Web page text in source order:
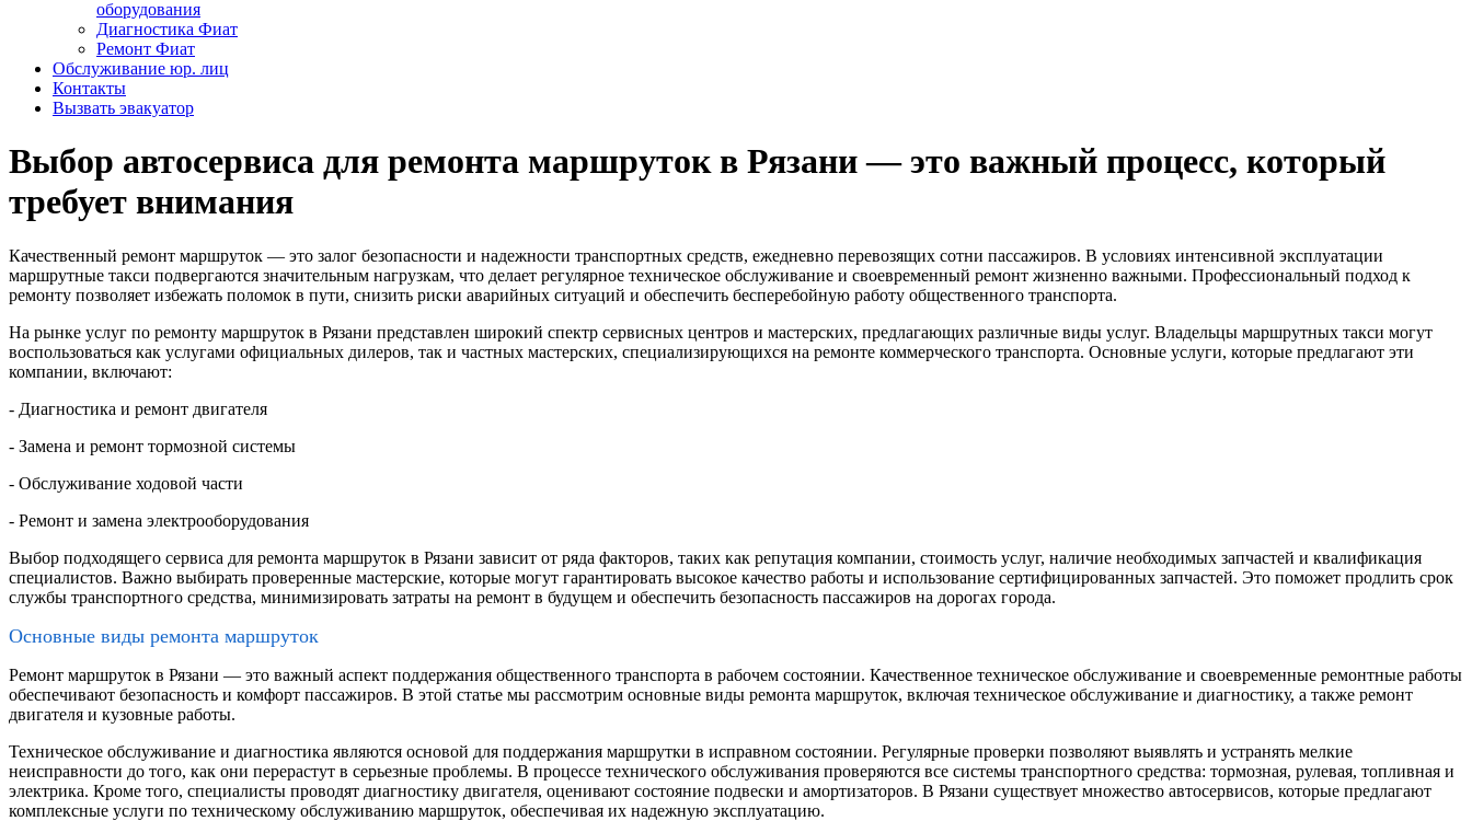
оборудования
Диагностика Фиат
Ремонт Фиат
Обслуживание юр. лиц
Контакты
Вызвать эвакуатор
Выбор автосервиса для ремонта маршруток в Рязани — это важный процесс, который
требует внимания
Качественный ремонт маршруток — это залог безопасности и надежности транспортных средств, ежедневно перевозящих сотни пассажиров. В условиях интенсивной эксплуатации
маршрутные такси подвергаются значительным нагрузкам, что делает регулярное техническое обслуживание и своевременный ремонт жизненно важными. Профессиональный подход к
ремонту позволяет избежать поломок в пути, снизить риски аварийных ситуаций и обеспечить бесперебойную работу общественного транспорта.
На рынке услуг по ремонту маршруток в Рязани представлен широкий спектр сервисных центров и мастерских, предлагающих различные виды услуг. Владельцы маршрутных такси могут
воспользоваться как услугами официальных дилеров, так и частных мастерских, специализирующихся на ремонте коммерческого транспорта. Основные услуги, которые предлагают эти
компании, включают:
- Диагностика и ремонт двигателя
- Замена и ремонт тормозной системы
- Обслуживание ходовой части
- Ремонт и замена электрооборудования
Выбор подходящего сервиса для ремонта маршруток в Рязани зависит от ряда факторов, таких как репутация компании, стоимость услуг, наличие необходимых запчастей и квалификация
специалистов. Важно выбирать проверенные мастерские, которые могут гарантировать высокое качество работы и использование сертифицированных запчастей. Это поможет продлить срок
службы транспортного средства, минимизировать затраты на ремонт в будущем и обеспечить безопасность пассажиров на дорогах города.
Основные виды ремонта маршруток
Ремонт маршруток в Рязани — это важный аспект поддержания общественного транспорта в рабочем состоянии. Качественное техническое обслуживание и своевременные ремонтные работы
обеспечивают безопасность и комфорт пассажиров. В этой статье мы рассмотрим основные виды ремонта маршруток, включая техническое обслуживание и диагностику, а также ремонт
двигателя и кузовные работы.
Техническое обслуживание и диагностика являются основой для поддержания маршрутки в исправном состоянии. Регулярные проверки позволяют выявлять и устранять мелкие
неисправности до того, как они перерастут в серьезные проблемы. В процессе технического обслуживания проверяются все системы транспортного средства: тормозная, рулевая, топливная и
электрика. Кроме того, специалисты проводят диагностику двигателя, оценивают состояние подвески и амортизаторов. В Рязани существует множество автосервисов, которые предлагают
комплексные услуги по техническому обслуживанию маршруток, обеспечивая их надежную эксплуатацию.